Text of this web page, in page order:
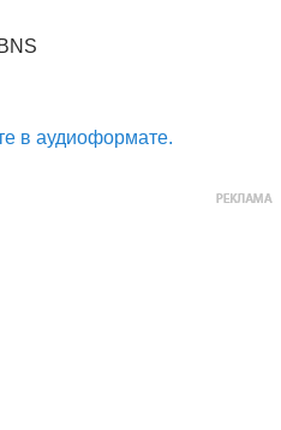
в аудиоформате.